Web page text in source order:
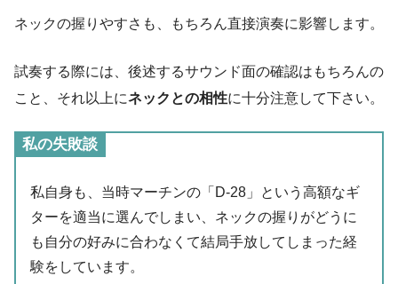
ネックの握りやすさも、もちろん直接演奏に影響します。
試奏する際には、後述するサウンド面の確認はもちろんの
こと、それ以上にネックとの相性に十分注意して下さい。
私の失敗談
私自身も、当時マーチンの「D-28」という高額なギ
ターを適当に選んでしまい、ネックの握りがどうに
も自分の好みに合わなくて結局手放してしまった経
験をしています。